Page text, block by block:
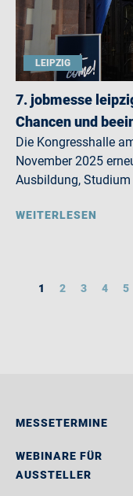
LEIPZIG
7. jobmesse
Chancen und
Die Kongresshalle
November 2025
Ausbildung,
WEITERLESEN
1 2 3 4 5
MESSETERMINE
WEBINARE FÜR
AUSSTELLER